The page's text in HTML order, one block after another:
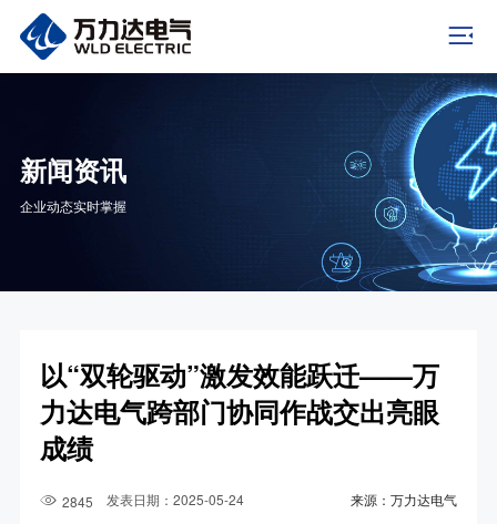
新闻资讯
企业动态实时掌握
以“双轮驱动”激发效能跃迁——万
力达电气跨部门协同作战交出亮眼
成绩
2845 发表日期：2025-05-24 来源：万力达电气